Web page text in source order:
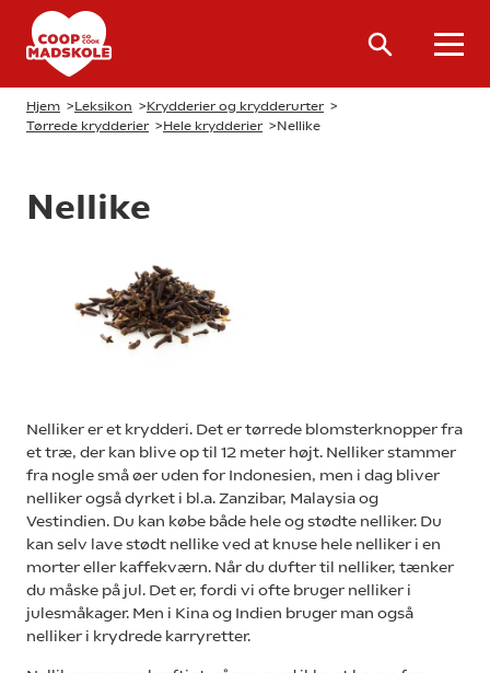
Hjem >Leksikon >Krydderier og krydderurter >
Tørrede krydderier >Hele krydderier >Nellike
Nellike
Nelliker er et krydderi. Det er tørrede blomsterknopper fra
et træ, der kan blive op til 12 meter højt. Nelliker stammer
fra nogle små øer uden for Indonesien, men i dag bliver
nelliker også dyrket i bl.a. Zanzibar, Malaysia og
Vestindien. Du kan købe både hele og stødte nelliker. Du
kan selv lave stødt nellike ved at knuse hele nelliker i en
morter eller kaffekværn. Når du dufter til nelliker, tænker
du måske på jul. Det er, fordi vi ofte bruger nelliker i
julesmåkager. Men i Kina og Indien bruger man også
nelliker i krydrede karryretter.